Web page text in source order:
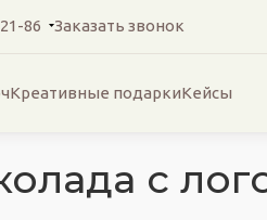
86 Заказать звонок
Креативные подаркиКейсы
с